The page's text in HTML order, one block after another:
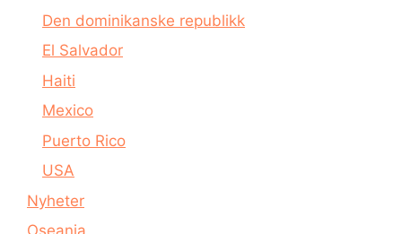
Den dominikanske republikk
El Salvador
Haiti
Mexico
Puerto Rico
USA
Nyheter
Oseania